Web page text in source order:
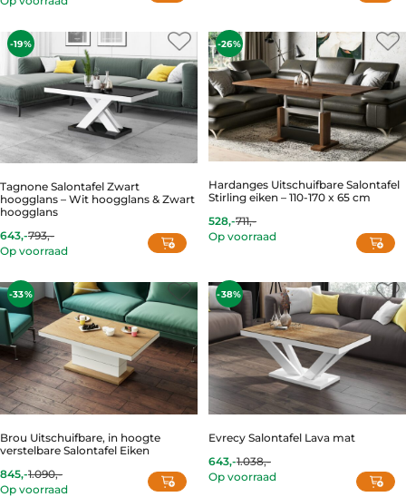
265,-.
342,-.
-19%
Tagnone Salontafel Zwart
hoogglans – Wit hoogglans & Zwart
hoogglans
643,-
Current
price
643,-.
793,-
Original
price
793,-.
Op voorraad
-26%
Hardanges Uitschuifbare Salontafel
Stirling eiken – 110-170 x 65 cm
528,-
Current
price
711,-
Original
price
Op voorraad
-33%
Brou Uitschuifbare, in hoogte
verstelbare Salontafel Eiken
1.090,-
845,-
Op voorraad
-38%
Evrecy Salontafel Lava mat
643,-
Current
price
1.038,-
Original
price
Op voorraad